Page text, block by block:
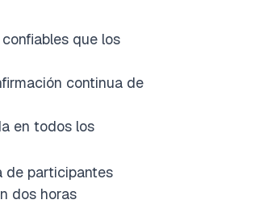
que los
continua de
en todos los
de participantes
dos horas